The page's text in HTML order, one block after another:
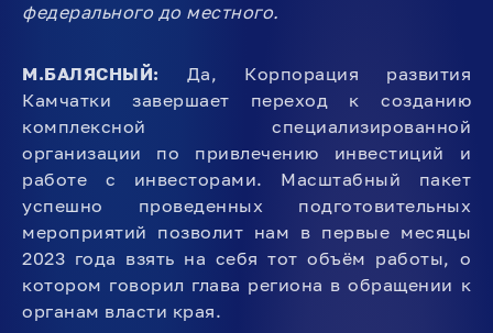
федерального до местного.
М.БАЛЯСНЫЙ: Да, Корпорация развития
Камчатки завершает переход к созданию
комплексной специализированной
организации по привлечению инвестиций и
работе с инвесторами. Масштабный пакет
успешно проведенных подготовительных
мероприятий позволит нам в первые месяцы
2023 года взять на себя тот объём работы, о
котором говорил глава региона в обращении к
органам власти края.